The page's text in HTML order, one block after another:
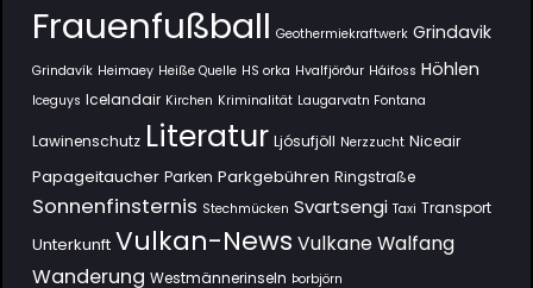
Frauenfußball Geothermiekraftwerk Grindavik
Grindavík Heimaey Heiße Quelle HS orka Hvalfjörður Háifoss Höhlen
Iceguys Icelandair Kirchen Kriminalität Laugarvatn Fontana
Lawinenschutz Literatur Ljósufjöll Nerzzucht Niceair
Papageitaucher Parken Parkgebühren Ringstraße
Sonnenfinsternis Stechmücken Svartsengi Taxi Transport
Unterkunft Vulkan-News Vulkane Walfang
Wanderung Westmännerinseln Þorbjörn